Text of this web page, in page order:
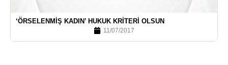
‘ÖRSELENMIŞ KADIN’ HUKUK KRITERI OLSUN
11/07/2017